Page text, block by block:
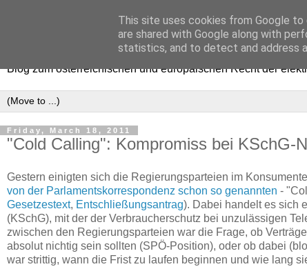
Blog zum österreichischen und europäischen Recht der
Friday, March 18, 2011
"Cold Calling": Kompromiss bei KSchG-
Gestern einigten sich die Regierungsparteien im
von der Parlamentskorrespondenz schon so genannten -
Gesetzestext, Entschließungsantrag). Dabei handelt es sich
(KSchG), mit der der Verbraucherschutz bei unzulässigen
zwischen den Regierungsparteien war die Frage, ob
absolut nichtig sein sollten (SPÖ-Position), oder ob dabei
war strittig, wann die Frist zu laufen beginnen und wie lang
This site uses cookies from Google
are shared with Google along with
statistics, and to detect and address